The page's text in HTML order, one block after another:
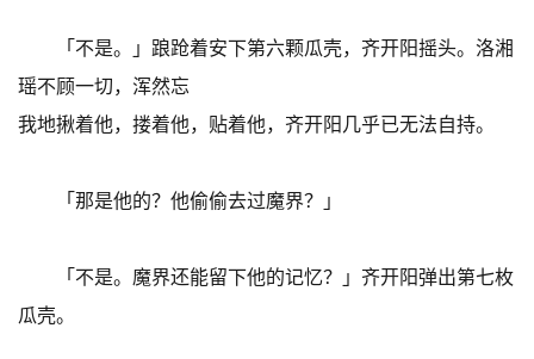
「不是。」踉跄着安下第六颗瓜壳，齐开阳摇头。洛湘
瑶不顾一切，浑然忘
我地揪着他，搂着他，贴着他，齐开阳几乎已无法自持。
「那是他的？他偷偷去过魔界？」
「不是。魔界还能留下他的记忆？」齐开阳弹出第七枚
瓜壳。